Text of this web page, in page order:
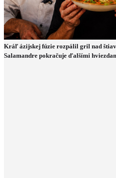
Kráľ ázijskej fúzie rozpálil gril nad
Salamandre pokračuje ďalšími